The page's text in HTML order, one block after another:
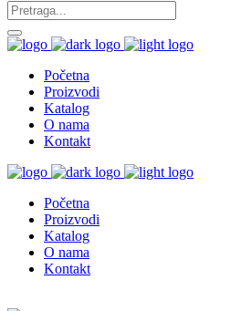
Početna
Proizvodi
Katalog
O nama
Kontakt
Početna
Proizvodi
Katalog
O nama
Kontakt